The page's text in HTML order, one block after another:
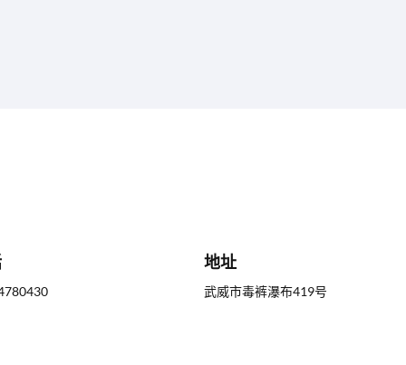
地址
武威市毒裤瀑布419号